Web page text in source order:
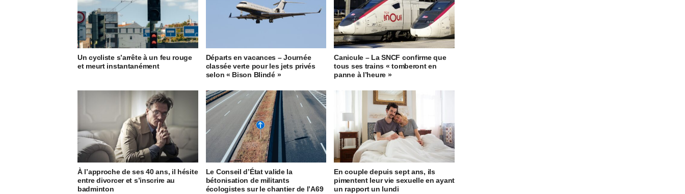
Un cycliste s’arrête à un feu rouge
et meurt instantanément
Départs en vacances – Journée
classée verte pour les jets privés
selon « Bison Blindé »
Canicule – La SNCF confirme que
tous ses trains « tomberont en
panne à l’heure »
À l’approche de ses 40 ans, il hésite
entre divorcer et s’inscrire au
badminton
Le Conseil d’État valide la
bétonisation de militants
écologistes sur le chantier de l’A69
En couple depuis sept ans, ils
pimentent leur vie sexuelle en ayant
un rapport un lundi